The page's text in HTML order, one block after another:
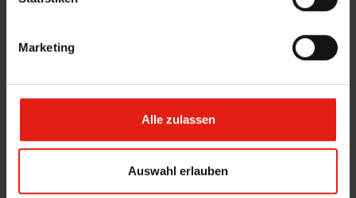
Marketing
Alle zulassen
Auswahl erlauben